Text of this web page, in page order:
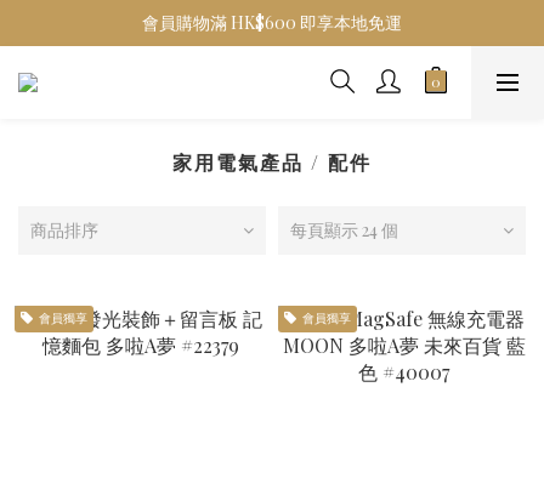
會員購物滿 HK$600 即享本地免運
家用電氣產品 / 配件
商品排序 每頁顯示 24 個
會員獨享 會員獨享